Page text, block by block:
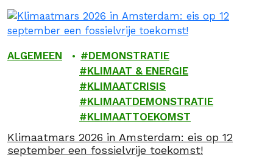
ALGEMEEN
DEMONSTRATIE
KLIMAAT & ENERGIE
KLIMAATCRISIS
KLIMAATDEMONSTRATIE
KLIMAATTOEKOMST
Klimaatmars 2026 in Amsterdam: eis op 12
september een fossielvrije toekomst!